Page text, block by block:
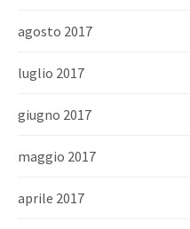
agosto 2017
luglio 2017
giugno 2017
maggio 2017
aprile 2017